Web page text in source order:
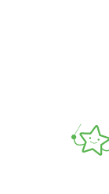
音楽教